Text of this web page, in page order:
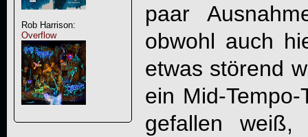
Rob Harrison:
Overflow
paar
obwohl auch
etwas störend
ein Mid-
gefallen